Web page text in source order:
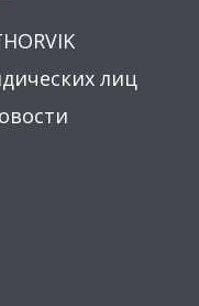
лиц